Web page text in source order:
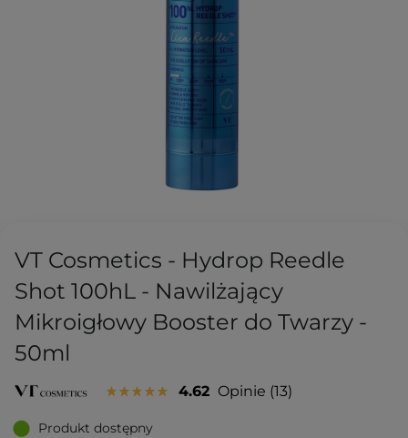
VT Cosmetics - Hydrop Reedle
Shot 100hL - Nawilżający
Mikroigłowy Booster do Twarzy -
50ml
4.62 Opinie 13
Produkt dostępny